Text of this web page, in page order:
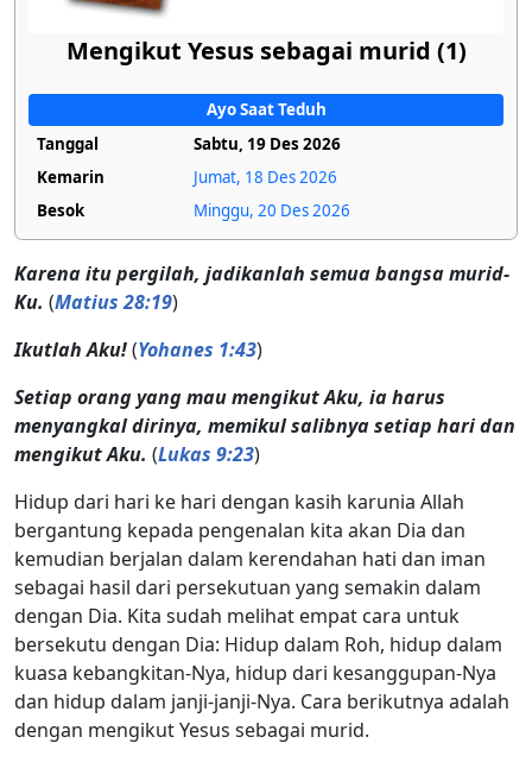
Mengikut Yesus sebagai murid (1)
Ayo Saat Teduh
Tanggal
Sabtu, 19 Des 2026
Kemarin
Jumat, 18 Des 2026
Besok
Minggu, 20 Des 2026
Karena itu pergilah, jadikanlah semua bangsa murid-
Ku. (Matius 28:19)
Ikutlah Aku!(Yohanes 1:43)
Setiap orang yang mau mengikut Aku, ia harus
menyangkal dirinya, memikul salibnya setiap hari dan
mengikut Aku. (Lukas 9:23)
Hidup dari hari ke hari dengan kasih karunia Allah
bergantung kepada pengenalan kita akan Dia dan
kemudian berjalan dalam kerendahan hati dan iman
sebagai hasil dari persekutuan yang semakin dalam
dengan Dia. Kita sudah melihat empat cara untuk
bersekutu dengan Dia: Hidup dalam Roh, hidup dalam
kuasa kebangkitan-Nya, hidup dari kesanggupan-Nya
dan hidup dalam janji-janji-Nya. Cara berikutnya adalah
dengan mengikut Yesus sebagai murid.